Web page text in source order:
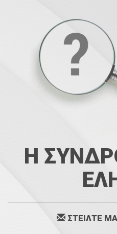
Η
ΣΤΕΙΛΤΕ